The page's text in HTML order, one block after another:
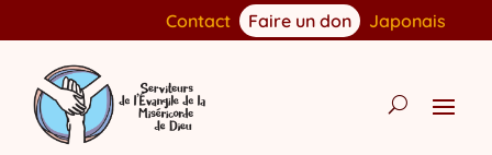
Contact Faire un don Japonais